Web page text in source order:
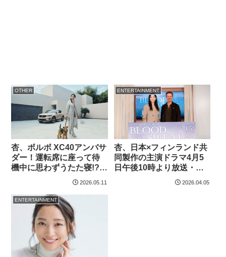
OTHER
杏、ボルボ XC40アンバサ
ダー！運転席に座って待
機中に思わずうたた寝!?
「幼少期にボルボに乗っ
ていた」などボルボへの
愛着も
2026.05.11
ENTERTAINMENT
杏、日本×フィンランド共
同製作の主演ドラマ4月5
日午後10時より放送・配
信！「英語のセリフが一
番大きなハードルでし
2026.04.05
ENTERTAINMENT